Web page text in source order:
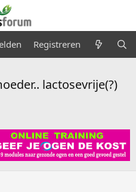
Registreren
lactosevrije(?)